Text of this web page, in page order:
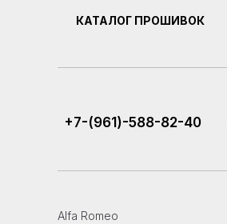
КАТАЛОГ ПРОШИВОК
+7-(961)-588-82-40
Alfa Romeo